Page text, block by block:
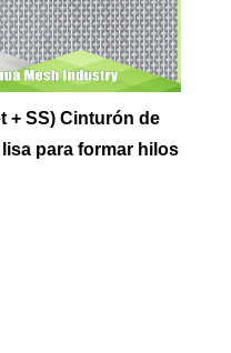
+ SS) Cinturón de
lisa para formar hilos